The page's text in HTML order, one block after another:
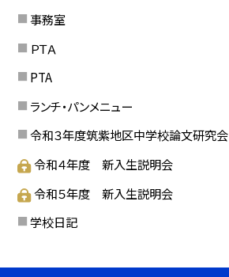
事務室
ＰＴＡ
PTA
ランチ・パンメニュー
令和３年度筑紫地区中学校論文研究会
令和４年度 新入生説明会
令和５年度 新入生説明会
学校日記